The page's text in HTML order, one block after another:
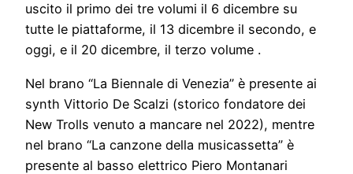
uscito il primo dei tre volumi il 6 dicembre su
tutte le piattaforme, il 13 dicembre il secondo, e
oggi, e il 20 dicembre, il terzo volume .
Nel brano “La Biennale di Venezia” è presente ai
synth Vittorio De Scalzi (storico fondatore dei
New Trolls venuto a mancare nel 2022), mentre
nel brano “La canzone della musicassetta” è
presente al basso elettrico Piero Montanari